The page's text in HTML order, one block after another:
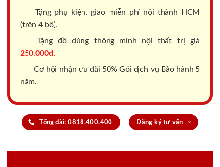
Tặng phụ kiện, giao miễn phí nội thành HCM
(trên 4 bộ).
Tặng đồ dùng thông minh nội thất trị giá
250.000đ.
Cơ hội nhận ưu đãi 50% Gói dịch vụ Bảo hành 5
năm.
Tổng đài: 0818.400.400 Đăng ký tư vấn